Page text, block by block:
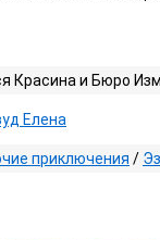
Красина и Бюро
Елена
приключения /